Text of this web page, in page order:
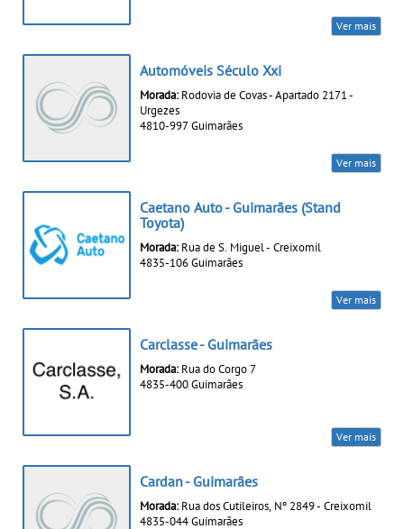
Ver mais
Automóveis Século Xxi
Morada: Rodovia de Covas - Apartado 2171 -
Urgezes
4810-997 Guimarães
Ver mais
Caetano Auto - Guimarães (Stand
Toyota)
Morada: Rua de S. Miguel - Creixomil
4835-106 Guimarães
Ver mais
Carclasse - Guimarães
Morada: Rua do Corgo 7
4835-400 Guimarães
Ver mais
Cardan - Guimarães
Morada: Rua dos Cutileiros, Nº 2849 - Creixomil
4835-044 Guimarães